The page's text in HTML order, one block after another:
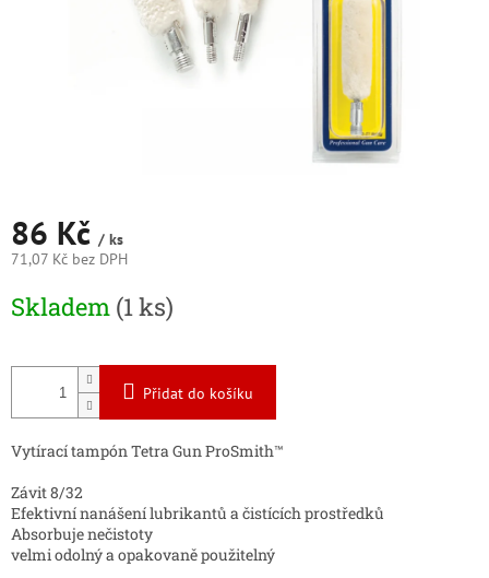
86 Kč / ks
71,07 Kč bez DPH
cena:
Skladem (1 ks)
Přidat do košíku
Vytírací tampón Tetra Gun ProSmith™
Závit 8/32
Efektivní nanášení lubrikantů a čistících prostředků
Absorbuje nečistoty
velmi odolný a opakovaně použitelný